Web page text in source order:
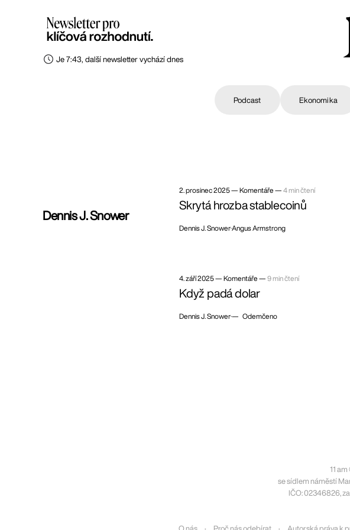
Je 7:43, další newsletter vychází dnes
Podcast Ekonomika
Dennis J. Snower
2. prosinec 2025— Komentáře — 4 min čtení
Skrytá hrozba stablecoinů
Dennis J. SnowerAngus Armstrong
4. září 2025— Komentáře — 9 min čtení
Když padá dolar
Dennis J. Snower— Odemčeno
11
se sídlem náměstí
IČO: 02346826,